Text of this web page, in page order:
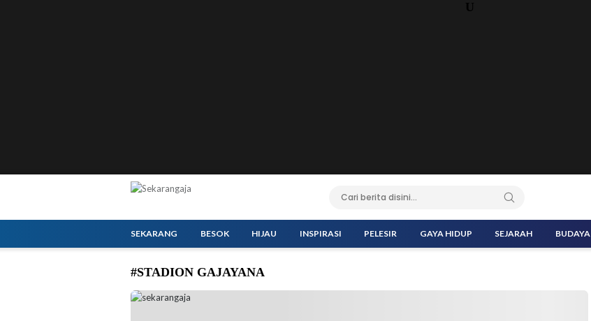
U
SEKARANG BESOK HIJAU INSPIRASI PELESIR GAYA HIDUP SEJARAH BUDAYA
#STADION GAJAYANA
Stadion Gajayana Kota Malang disiapkan sebagai lokasi pembukaan Porprov 2025 di Kota Malang.